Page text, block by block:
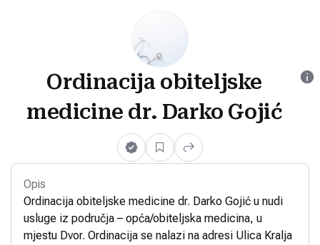
Ordinacija obiteljske
medicine dr. Darko Gojić
Opis
Ordinacija obiteljske medicine dr. Darko Gojić u nudi
usluge iz područja – opća/obiteljska medicina, u
mjestu Dvor. Ordinacija se nalazi na adresi Ulica Kralja